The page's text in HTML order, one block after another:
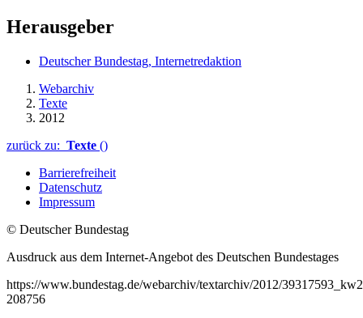
Herausgeber
Deutscher Bundestag, Internetredaktion
Webarchiv
Texte
2012
zurück zu: Texte ()
Barrierefreiheit
Datenschutz
Impressum
© Deutscher Bundestag
Ausdruck aus dem Internet-Angebot des Deutschen Bundestages
https://www.bundestag.de/webarchiv/textarchiv/2012/
208756